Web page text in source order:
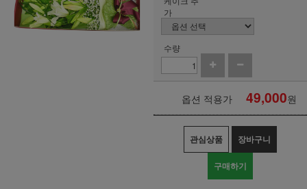
가
수량
옵션 적용가 49,000원
관심상품 장바구니
구매하기